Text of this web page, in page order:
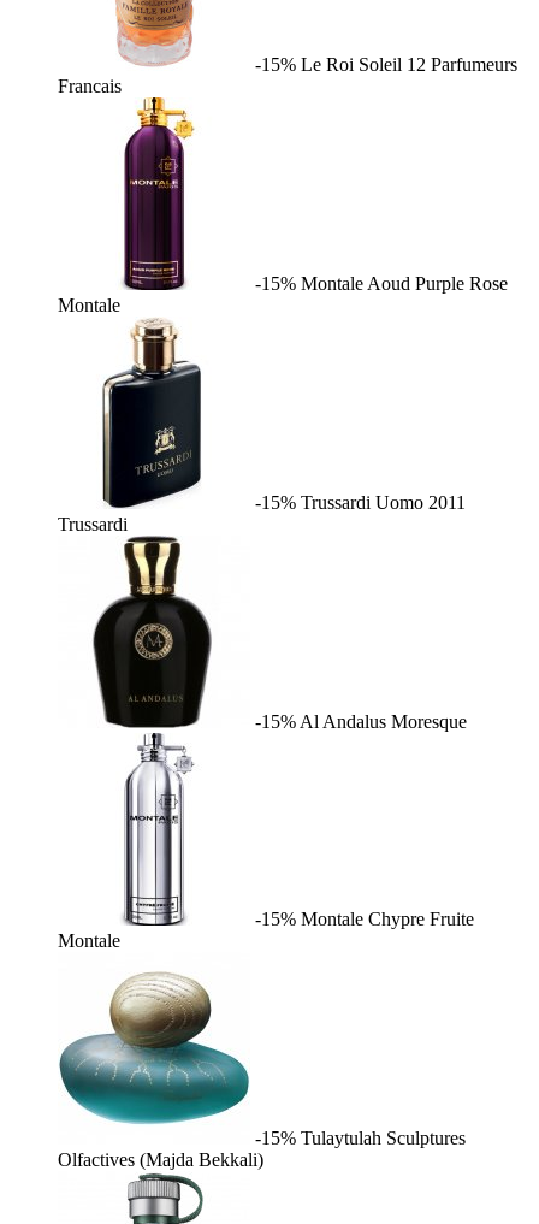
-15% Le Roi Soleil 12 Parfumeurs
Francais
-15% Montale Aoud Purple Rose
Montale
-15% Trussardi Uomo 2011
Trussardi
-15% Al Andalus Moresque
-15% Montale Chypre Fruite
Montale
-15% Tulaytulah Sculptures
Olfactives (Majda Bekkali)